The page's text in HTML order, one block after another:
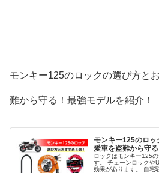
モンキー125のロックの選び方と
難から守る！最強モデルを紹介！
モンキー125のロッ
愛車を盗難から守
ロックはモンキー125
す。 チェーンロックや
効果があります。 自宅